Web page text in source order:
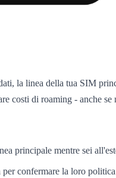
la linea della tua SIM
costi di roaming - anche
principale mentre sei
confermare la loro